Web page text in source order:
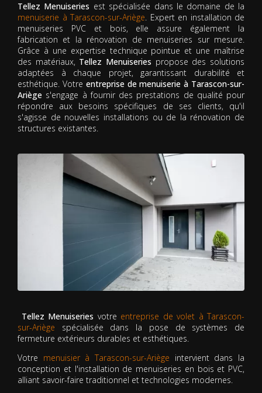
Tellez Menuiseries est spécialisée dans le domaine de la
menuiserie à Tarascon-sur-Ariège. Expert en installation de
menuiseries PVC et bois, elle assure également la
fabrication et la rénovation de menuiseries sur mesure.
Grâce à une expertise technique pointue et une maîtrise
des matériaux, Tellez Menuiseries propose des solutions
adaptées à chaque projet, garantissant durabilité et
esthétique. Votre entreprise de menuiserie à Tarascon-sur-
Ariège s'engage à fournir des prestations de qualité pour
répondre aux besoins spécifiques de ses clients, qu'il
s'agisse de nouvelles installations ou de la rénovation de
structures existantes.
Tellez Menuiseries votre entreprise de volet à Tarascon-
sur-Ariège spécialisée dans la pose de systèmes de
fermeture extérieurs durables et esthétiques.
Votre menuisier à Tarascon-sur-Ariège intervient dans la
conception et l'installation de menuiseries en bois et PVC,
alliant savoir-faire traditionnel et technologies modernes.